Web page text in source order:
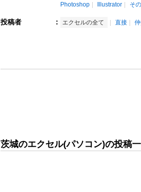
Photoshop
Illustrator そ
投稿者 ： エクセルの全て 直接
茨城のエクセル(パソコン)の投稿